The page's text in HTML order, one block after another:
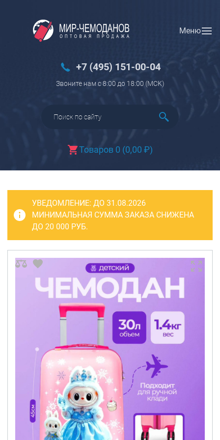
Меню
+7 (495) 151-00-04
Звоните нам с 8:00 до 18:00 (МCK)
Товаров 0 (0,00 ₽)
Вход Регистрация
Багаж
Чемоданы
Чемоданы детские
Пилоты на колесах
Рюкзаки детские для детских
Бьюти-кейсы
САКВОЯЖИ
РАСПРОДАЖА
Сумки
Сумки колесные
Сумки спортивные
Сумки деловые
Сумки поясные
Сумки пляжные
Сумки для ноутбуков
Сумки-тележки хозяйственные
Сумки-рюкзаки на колёсах
Сумки детские
Рюкзаки
УВЕДОМЛЕНИЕ: ДО 31.08.2026
МИНИМАЛЬНАЯ СУММА ЗАКАЗА СНИЖЕНА
ДО 20 000 РУБ.